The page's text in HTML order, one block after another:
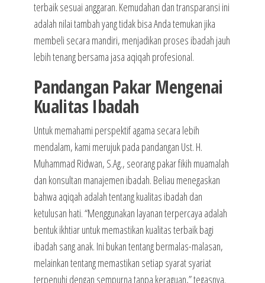
terbaik sesuai anggaran. Kemudahan dan transparansi ini
adalah nilai tambah yang tidak bisa Anda temukan jika
membeli secara mandiri, menjadikan proses ibadah jauh
lebih tenang bersama jasa aqiqah profesional.
Pandangan Pakar Mengenai
Kualitas Ibadah
Untuk memahami perspektif agama secara lebih
mendalam, kami merujuk pada pandangan Ust. H.
Muhammad Ridwan, S.Ag., seorang pakar fikih muamalah
dan konsultan manajemen ibadah. Beliau menegaskan
bahwa aqiqah adalah tentang kualitas ibadah dan
ketulusan hati. “Menggunakan layanan terpercaya adalah
bentuk ikhtiar untuk memastikan kualitas terbaik bagi
ibadah sang anak. Ini bukan tentang bermalas-malasan,
melainkan tentang memastikan setiap syarat syariat
terpenuhi dengan sempurna tanpa keraguan,” tegasnya.